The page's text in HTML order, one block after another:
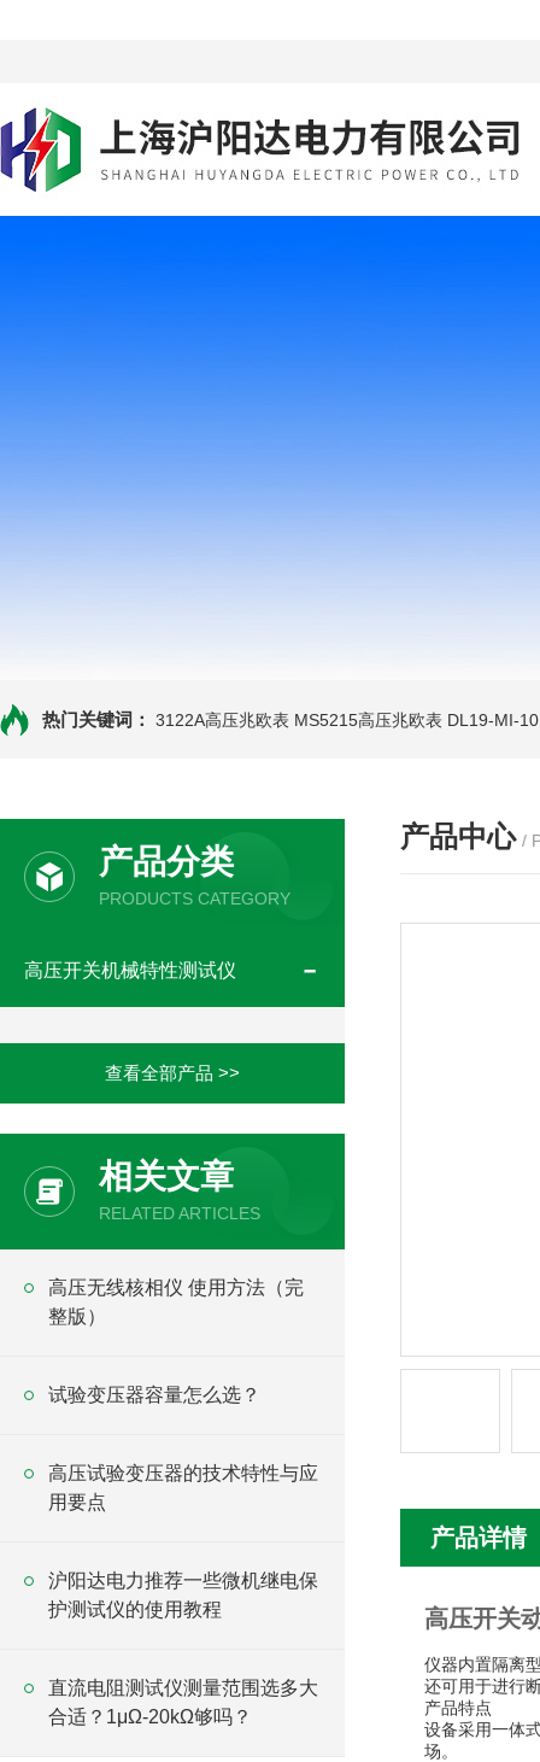
热门关键词： 3122A高压兆欧表 MS5215高压兆欧表 DL19-MI-
产品分类
PRODUCTS CATEGORY
高压开关机械特性测试仪
查看全部产品 >>
相关文章
RELATED ARTICLES
高压无线核相仪 使用方法（完
整版）
试验变压器容量怎么选？
高压试验变压器的技术特性与应
用要点
沪阳达电力推荐一些微机继电保
护测试仪的使用教程
直流电阻测试仪测量范围选多大
合适？1μΩ-20kΩ够吗？
产品中心 /
产品详情
高压开关
仪器内置隔离
还可用于进行
产品特点
设备采用一体
场。